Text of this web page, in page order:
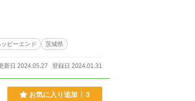
ピーエンド 茨城県
新日 2024.05.27 登録日 2024.01.31
お気に入り追加 3